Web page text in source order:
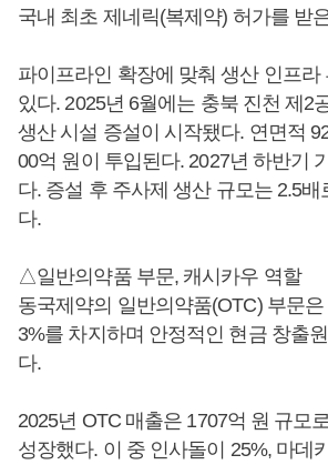
국내 최초 제네릭(복제약) 허가를 받
파이프라인 확장에 맞춰 생산 인프라
있다. 2025년 6월에는 충북 진천 제2
생산 시설 증설이 시작됐다. 연면적
00억 원이 투입된다. 2027년 하반기
다. 증설 후 주사제 생산 규모는 2.5배
다.
△일반의약품 부문, 캐시카우 역할
동국제약의 일반의약품(OTC) 부문
3%를 차지하며 안정적인 현금 창출
다.
2025년 OTC 매출은 1707억 원 규모
성장했다. 이 중 인사돌이 25%, 마데